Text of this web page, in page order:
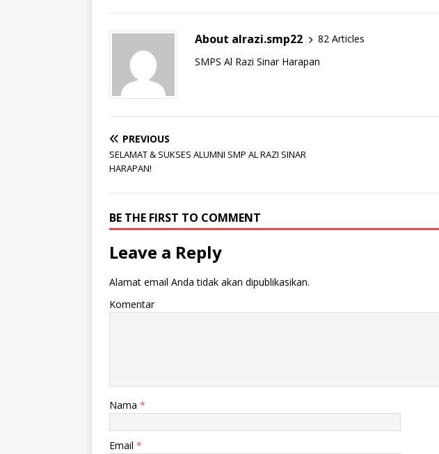
About alrazi.smp22
82 Articles
SMPS Al Razi Sinar Harapan
PREVIOUS
SELAMAT & SUKSES ALUMNI SMP AL RAZI SINAR
HARAPAN!
BE THE FIRST TO COMMENT
Leave a Reply
Alamat email Anda tidak akan dipublikasikan.
Komentar
Nama *
Email *